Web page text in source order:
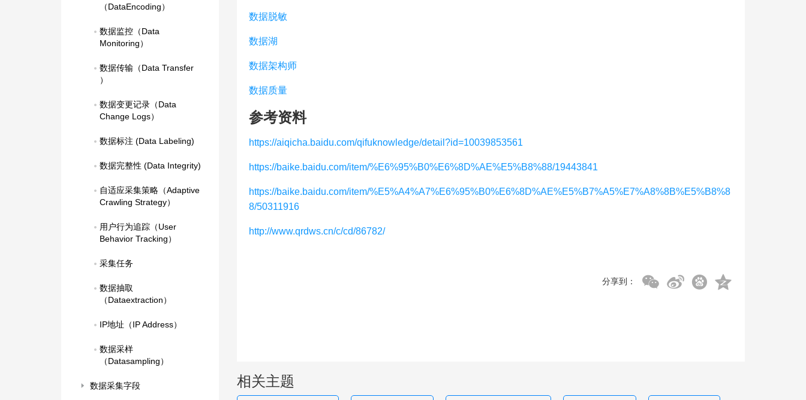
（DataEncoding）
数据监控（Data
Monitoring）
数据传输（Data Transfer
）
数据变更记录（Data
Change Logs）
数据标注 (Data Labeling)
数据完整性 (Data Integrity)
自适应采集策略（Adaptive
Crawling Strategy）
用户行为追踪（User
Behavior Tracking）
采集任务
数据抽取
（Dataextraction）
IP地址（IP Address）
数据采样
（Datasampling）
数据采集字段
数据脱敏
数据湖
数据架构师
数据质量
参考资料
https://aiqicha.baidu.com/qifuknowledge/detail?id=10039853561
https://baike.baidu.com/item/%E6%95%B0%E6%8D%AE%E5%B8%88/19443841
https://baike.baidu.com/item/%E5%A4%A7%E6%95%B0%E6%8D%AE%E5%B7%A5%E7%A8%8B%E5%B8%8
8/50311916
http://www.qrdws.cn/c/cd/86782/
分享到：
相关主题